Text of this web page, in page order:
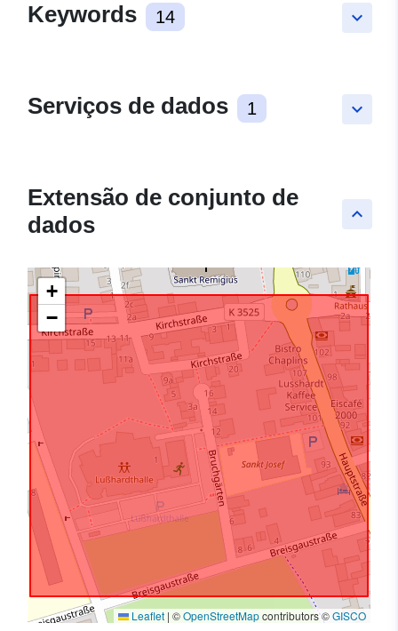
keyboard_arrow_down
Keywords 14
keyboard_arrow_down
Serviços de dados 1
keyboard_arrow_up
Extensão de conjunto de
dados
+
−
Leaflet | ©OpenStreetMapcontributors ©GISCO